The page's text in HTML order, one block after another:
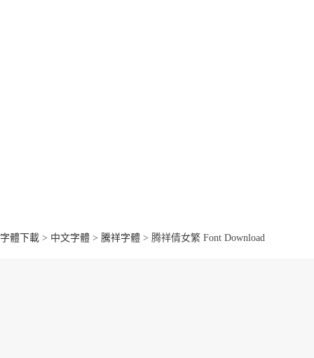
字體下載 > 中文字體 > 騰祥字體 > 腾祥倩女繁 Font Download